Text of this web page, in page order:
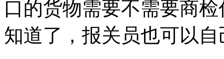
口的货物需要不需要商
知道了，报关员也可以